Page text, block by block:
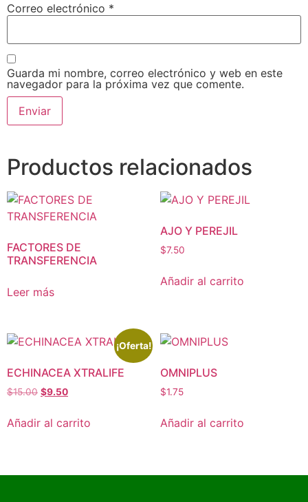
Correo electrónico *
Guarda mi nombre, correo electrónico y web en este
navegador para la próxima vez que comente.
Productos relacionados
FACTORES DE
TRANSFERENCIA
Leer más
AJO Y PEREJIL
$7.50
Añadir al carrito
¡Oferta!
ECHINACEA XTRALIFE
$15.00 $9.50
Añadir al carrito
OMNIPLUS
$1.75
Añadir al carrito